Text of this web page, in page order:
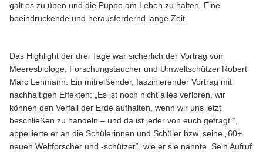
galt es zu üben und die Puppe am Leben zu halten. Eine
beeindruckende und herausfordernd lange Zeit.
Das Highlight der drei Tage war sicherlich der Vortrag von
Meeresbiologe, Forschungstaucher und Umweltschützer Robert
Marc Lehmann. Ein mitreißender, faszinierender Vortrag mit
nachhaltigen Effekten: „Es ist noch nicht alles verloren, wir
können den Verfall der Erde aufhalten, wenn wir uns jetzt
beschließen zu handeln – und da ist jeder von euch gefragt.“,
appellierte er an die Schülerinnen und Schüler bzw. seine „60+
neuen Weltforscher und -schützer“, wie er sie nannte. Sein Aufruf